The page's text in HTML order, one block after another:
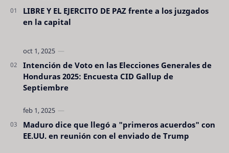
LIBRE Y EL EJERCITO DE PAZ frente a los juzgados
en la capital
Intención de Voto en las Elecciones Generales de
Honduras 2025: Encuesta CID Gallup de
Septiembre
Maduro dice que llegó a "primeros acuerdos" con
EE.UU. en reunión con el enviado de Trump